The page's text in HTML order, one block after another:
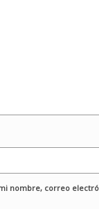
nombre, correo